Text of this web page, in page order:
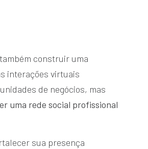
construir uma
interações virtuais
de negócios, mas
uma rede social profissional
sua presença